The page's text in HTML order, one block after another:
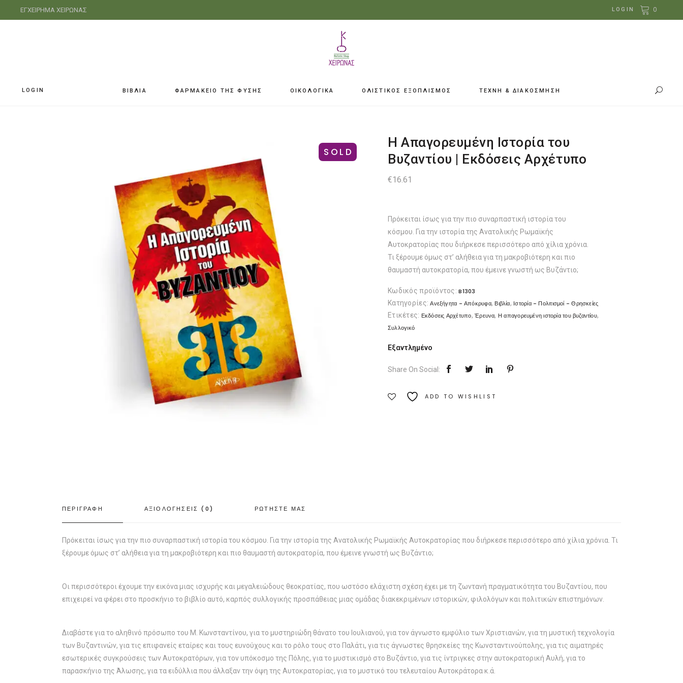
ΕΓΧΕΙΡΗΜΑ ΧΕΙΡΩΝΑΣ LOGIN 0
LOGIN ΒΙΒΛΙΑ ΦΑΡΜΑΚΕΙΟ ΤΗΣ ΦΥΣΗΣ ΟΙΚΟΛΟΓΙΚΑ ΟΛΙΣΤΙΚΟΣ ΕΞΟΠΛΙΣΜΟΣ ΤΕΧΝΗ & ΔΙΑΚΟΣΜΗΣΗ
SOLD
Η Απαγορευμένη Ιστορία του
Βυζαντίου | Εκδόσεις Αρχέτυπο
€16.61
Πρόκειται ίσως για την πιο συναρπαστική ιστορία του
κόσμου. Για την ιστορία της Ανατολικής Ρωμαϊκής
Αυτοκρατορίας που διήρκεσε περισσότερο από χίλια χρόνια.
Τι ξέρουμε όμως στ’ αλήθεια για τη μακροβιότερη και πιο
θαυμαστή αυτοκρατορία, που έμεινε γνωστή ως Βυζάντιο;
Κωδικός προϊόντος:B1303
Κατηγορίες:Ανεξήγητα - Απόκρυφα, Βιβλία, Ιστορία - Πολιτισμοί - Θρησκείες
Ετικέτες: Εκδόσεις Αρχέτυπο,Έρευνα, Η απαγορευμένη ιστορία του βυζαντίου,
Συλλογικό
Εξαντλημένο
Share On Social:
ADD TO WISHLIST
ΠΕΡΙΓΡΑΦΗ ΑΞΙΟΛΟΓΗΣΕΙΣ (0) ΡΩΤΗΣΤΕ ΜΑΣ
Πρόκειται ίσως για την πιο συναρπαστική ιστορία του κόσμου. Για την ιστορία της Ανατολικής Ρωμαϊκής Αυτοκρατορίας που διήρκεσε περισσότερο από χίλια χρόνια. Τι
ξέρουμε όμως στ’ αλήθεια για τη μακροβιότερη και πιο θαυμαστή αυτοκρατορία, που έμεινε γνωστή ως Βυζάντιο;
Οι περισσότεροι έχουμε την εικόνα μιας ισχυρής και μεγαλειώδους θεοκρατίας, που ωστόσο ελάχιστη σχέση έχει με τη ζωντανή πραγματικότητα του Βυζαντίου, που
επιχειρεί να φέρει στο προσκήνιο το βιβλίο αυτό, καρπός συλλογικής προσπάθειας μιας ομάδας διακεκριμένων ιστορικών, φιλολόγων και πολιτικών επιστημόνων.
Διαβάστε για το αληθινό πρόσωπο του Μ. Κωνσταντίνου, για το μυστηριώδη θάνατο του Ιουλιανού, για τον άγνωστο εμφύλιο των Χριστιανών, για τη μυστική τεχνολογία
των Βυζαντινών, για τις επιφανείς εταίρες και τους ευνούχους και το ρόλο τους στο Παλάτι, για τις άγνωστες θρησκείες της Κωνσταντινούπολης, για τις αιματηρές
εσωτερικές συγκρούσεις των Αυτοκρατόρων, για τον υπόκοσμο της Πόλης, για το μυστικισμό στο Βυζάντιο, για τις ίντριγκες στην αυτοκρατορική Αυλή, για το
παρασκήνιο της Άλωσης, για τα ειδύλλια που άλλαξαν την όψη της Αυτοκρατορίας, για το μυστικό του τελευταίου Αυτοκράτορα κ.ά.